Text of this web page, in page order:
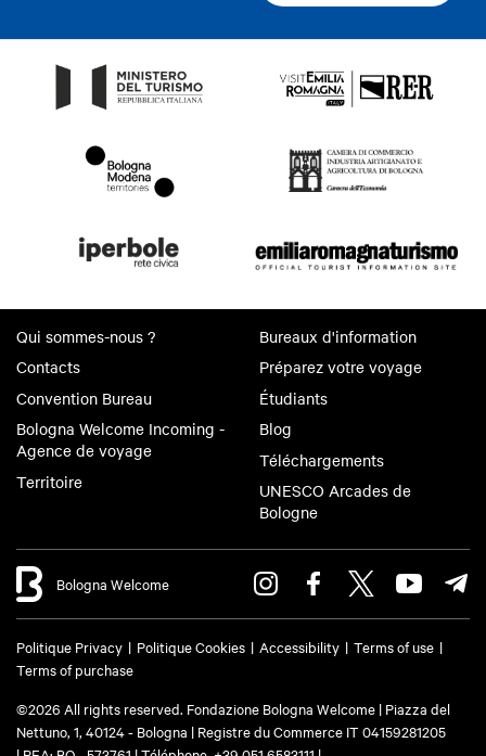
Qui sommes-nous ?
Contacts
Convention Bureau
Bologna Welcome Incoming -
Agence de voyage
Territoire
Bureaux d'information
Préparez votre voyage
Étudiants
Blog
Téléchargements
UNESCO Arcades de
Bologne
Bologna Welcome
Politique Privacy Politique Cookies Accessibility
Terms of use
Terms of purchase
©2026 All rights reserved. Fondazione Bologna Welcome | Piazza del
Nettuno, 1, 40124 - Bologna | Registre du Commerce IT 04159281205